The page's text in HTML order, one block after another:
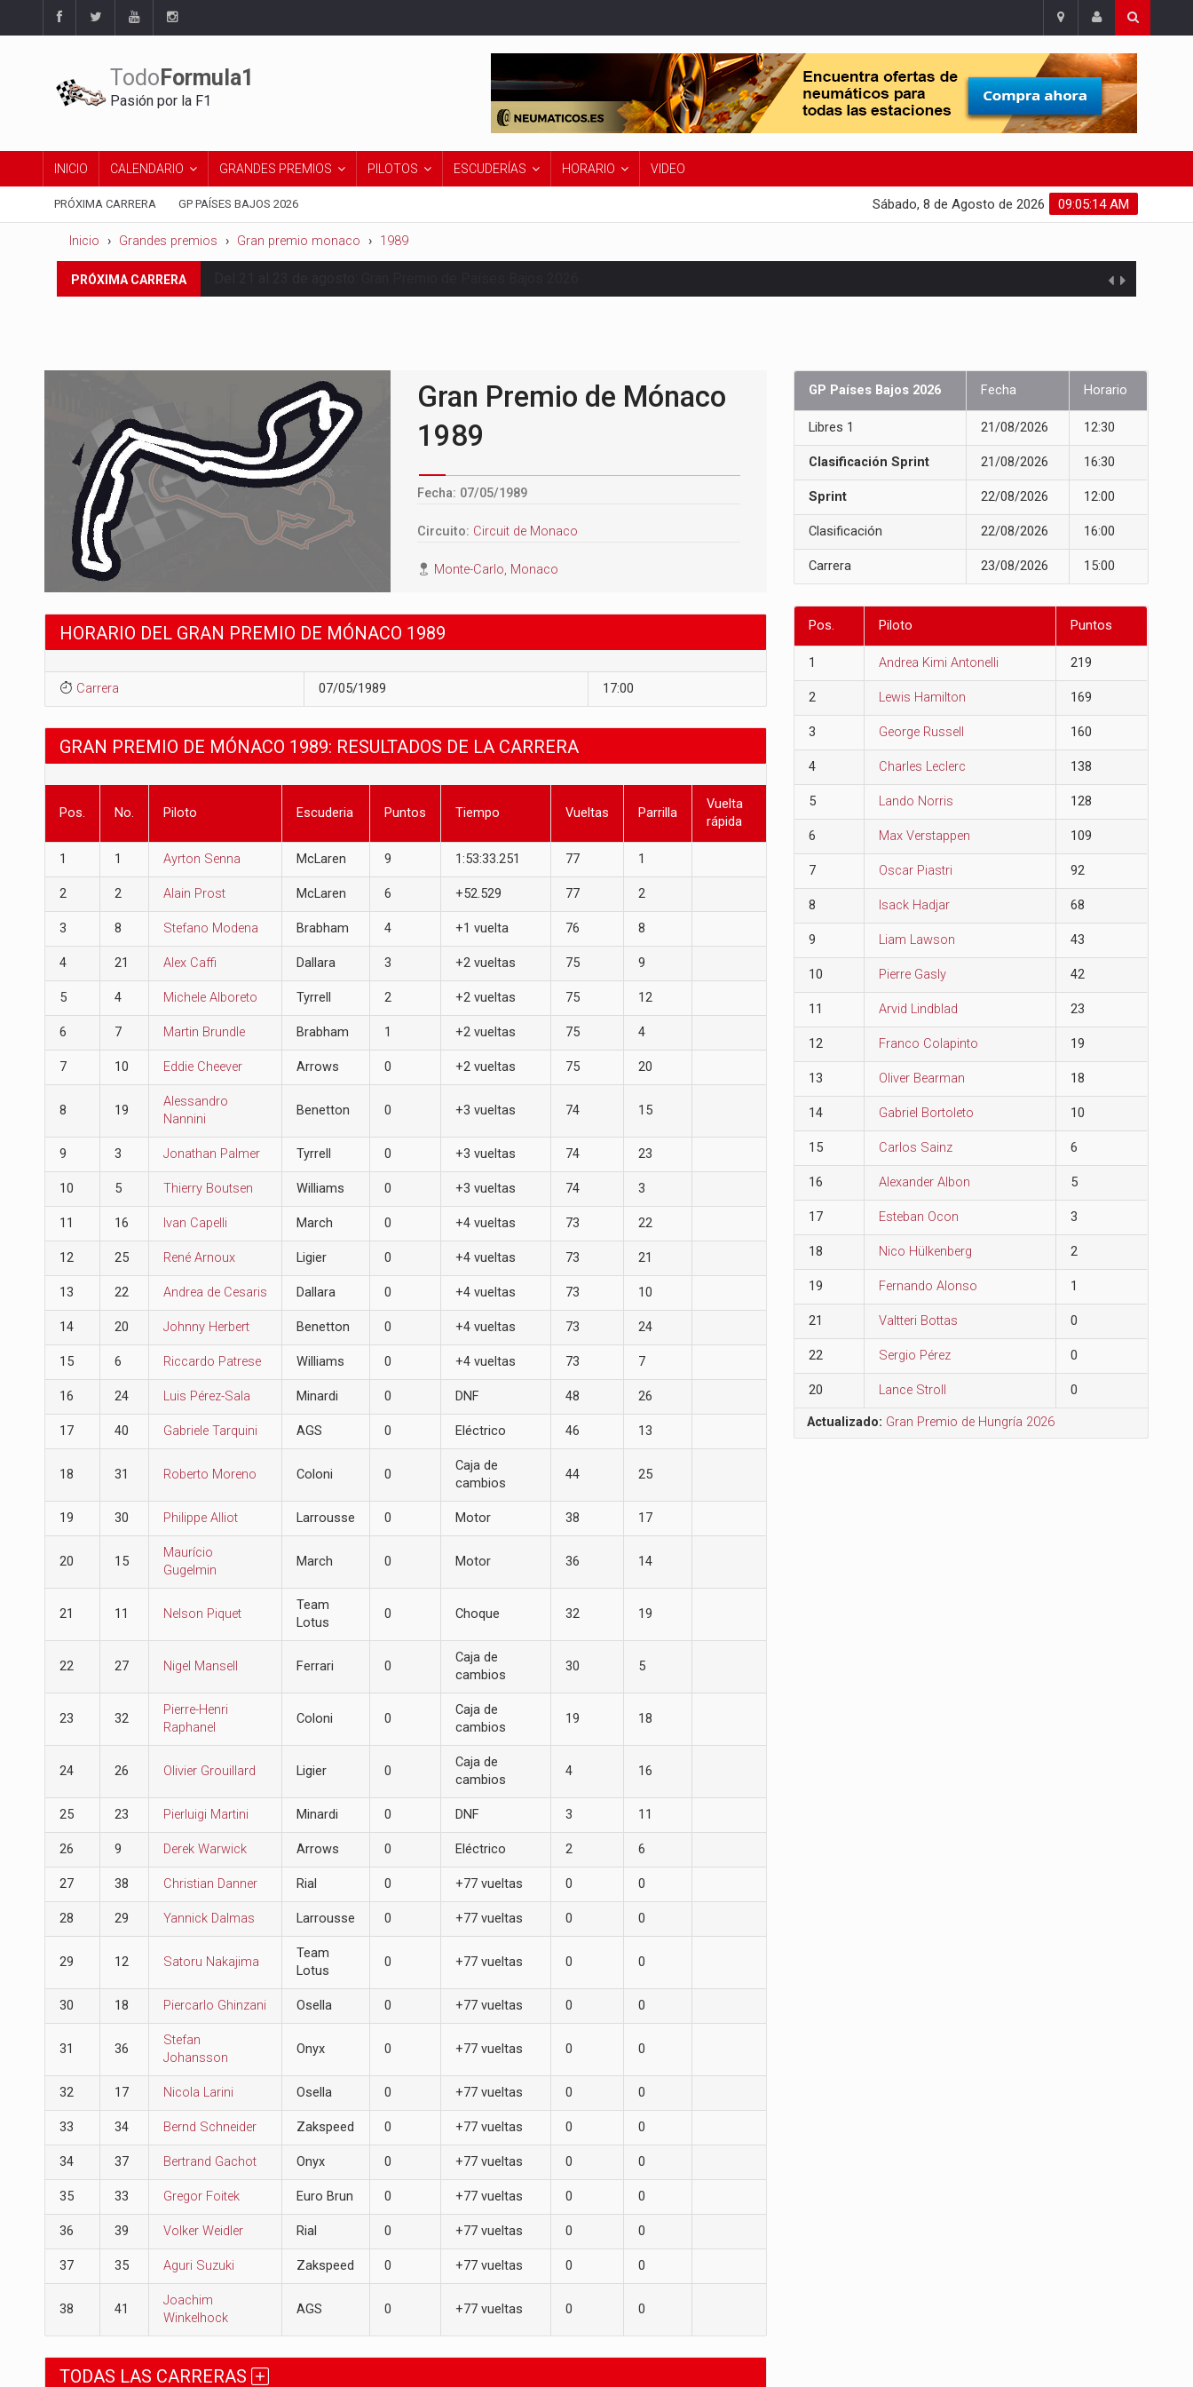
Todo Formula1
Pasión por la F1
INICIO CALENDARIO GRANDES PREMIOS PILOTOS ESCUDERÍAS HORARIO VIDEO
PRÓXIMA CARRERA GP PAÍSES BAJOS 2026 09:05:15 AM
Sábado, 8 de Agosto de 2026
Inicio Grandes premios Gran premio monaco 1989
PRÓXIMA CARRERA
Gran Premio de Mónaco
1989
Fecha: 07/05/1989
Circuito: Circuit de Monaco
Monte-Carlo, Monaco
HORARIO DEL GRAN PREMIO DE MÓNACO 1989
Carrera 07/05/1989 17:00
GRAN PREMIO DE MÓNACO 1989: RESULTADOS DE LA CARRERA
Pos. No. Piloto Escuderia Puntos Tiempo Vueltas Parrilla
Vuelta
rápida
1 1 Ayrton Senna McLaren 9 1:53:33.251 77 1
2 2 Alain Prost McLaren 6 +52.529 77 2
3 8 Stefano Modena Brabham 4 +1 vuelta 76 8
4 21 Alex Caffi Dallara 3 +2 vueltas 75 9
5 4 Michele Alboreto Tyrrell 2 +2 vueltas 75 12
6 7 Martin Brundle Brabham 1 +2 vueltas 75 4
7 10 Eddie Cheever Arrows 0 +2 vueltas 75 20
8 19
Alessandro
Nannini
Benetton 0 +3 vueltas 74 15
9 3 Jonathan Palmer Tyrrell 0 +3 vueltas 74 23
10 5 Thierry Boutsen Williams 0 +3 vueltas 74 3
11 16 Ivan Capelli March 0 +4 vueltas 73 22
12 25 René Arnoux Ligier 0 +4 vueltas 73 21
13 22 Andrea de Cesaris Dallara 0 +4 vueltas 73 10
14 20 Johnny Herbert Benetton 0 +4 vueltas 73 24
15 6 Riccardo Patrese Williams 0 +4 vueltas 73 7
16 24 Luis Pérez-Sala Minardi 0 DNF 48 26
17 40 Gabriele Tarquini AGS 0 Eléctrico 46 13
18 31 Roberto Moreno Coloni 0
Caja de
cambios
44 25
19 30 Philippe Alliot Larrousse 0 Motor 38 17
20 15
Maurício
Gugelmin
March 0 Motor 36 14
21 11 Nelson Piquet
Team
Lotus
0 Choque 32 19
22 27 Nigel Mansell Ferrari 0
Caja de
cambios
30 5
23 32
Pierre-Henri
Raphanel
Coloni 0
Caja de
cambios
19 18
24 26 Olivier Grouillard Ligier 0
Caja de
cambios
4 16
25 23 Pierluigi Martini Minardi 0 DNF 3 11
26 9 Derek Warwick Arrows 0 Eléctrico 2 6
27 38 Christian Danner Rial 0 +77 vueltas 0 0
28 29 Yannick Dalmas Larrousse 0 +77 vueltas 0 0
29 12 Satoru Nakajima
Team
Lotus
0 +77 vueltas 0 0
30 18 Piercarlo Ghinzani Osella 0 +77 vueltas 0 0
31 36
Stefan
Johansson
Onyx 0 +77 vueltas 0 0
32 17 Nicola Larini Osella 0 +77 vueltas 0 0
33 34 Bernd Schneider Zakspeed 0 +77 vueltas 0 0
34 37 Bertrand Gachot Onyx 0 +77 vueltas 0 0
35 33 Gregor Foitek Euro Brun 0 +77 vueltas 0 0
36 39 Volker Weidler Rial 0 +77 vueltas 0 0
37 35 Aguri Suzuki Zakspeed 0 +77 vueltas 0 0
38 41
Joachim
Winkelhock
AGS 0 +77 vueltas 0 0
TODAS LAS CARRERAS
GP Países Bajos 2026 Fecha Horario
Libres 1 21/08/2026 12:30
Clasificación Sprint 21/08/2026 16:30
Sprint 22/08/2026 12:00
Clasificación 22/08/2026 16:00
Carrera 23/08/2026 15:00
Pos. Piloto Puntos
1 Andrea Kimi Antonelli 219
2 Lewis Hamilton 169
3 George Russell 160
4 Charles Leclerc 138
5 Lando Norris 128
6 Max Verstappen 109
7 Oscar Piastri 92
8 Isack Hadjar 68
9 Liam Lawson 43
10 Pierre Gasly 42
11 Arvid Lindblad 23
12 Franco Colapinto 19
13 Oliver Bearman 18
14 Gabriel Bortoleto 10
15 Carlos Sainz 6
16 Alexander Albon 5
17 Esteban Ocon 3
18 Nico Hülkenberg 2
19 Fernando Alonso 1
21 Valtteri Bottas 0
22 Sergio Pérez 0
20 Lance Stroll 0
Actualizado: Gran Premio de Hungría 2026